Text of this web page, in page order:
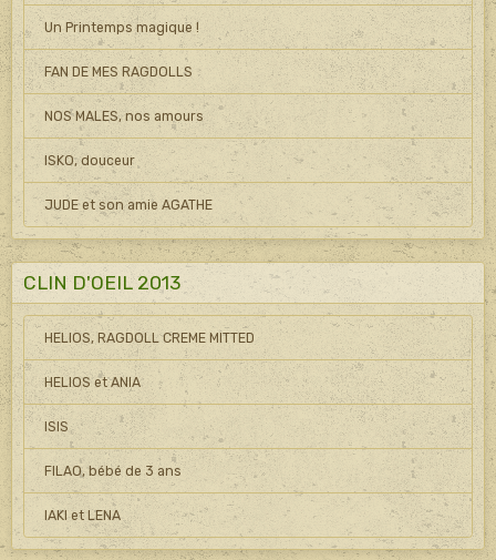
Un Printemps magique !
FAN DE MES RAGDOLLS
NOS MALES, nos amours
ISKO, douceur
JUDE et son amie AGATHE
CLIN D'OEIL 2013
HELIOS, RAGDOLL CREME MITTED
HELIOS et ANIA
ISIS
FILAO, bébé de 3 ans
IAKI et LENA